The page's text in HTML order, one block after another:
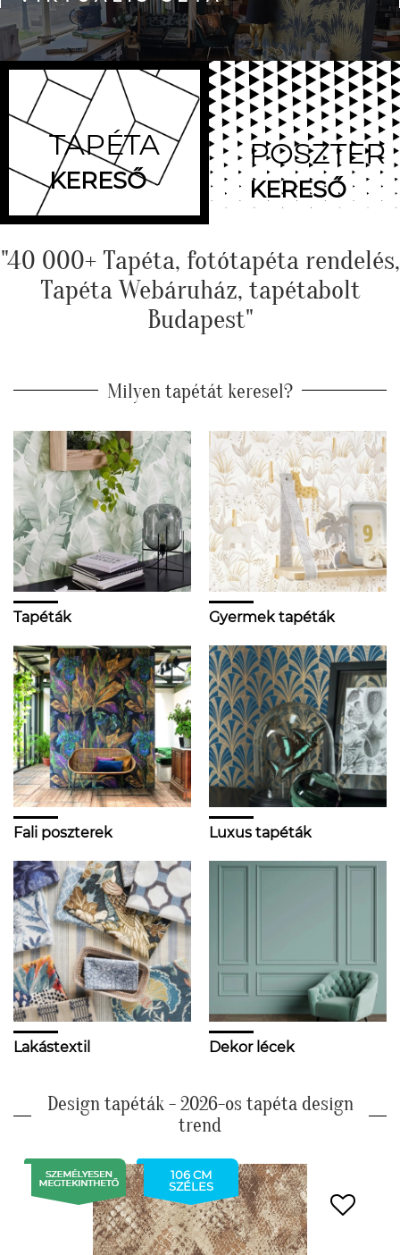
TAPÉTA
KERESŐ
POSZTER
KERESŐ
"40 000+ Tapéta, fotótapéta rendelés,
Tapéta Webáruház, tapétabolt
Budapest"
Milyen tapétát keresel?
Tapéták Gyermek tapéták
Fali poszterek Luxus tapéták
Lakástextil Dekor lécek
Design tapéták - 2026-os tapéta design
trend
106 CM
SZÉLES